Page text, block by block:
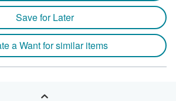
Save for Later
a Want for similar items